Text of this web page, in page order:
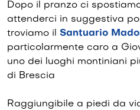
Dopo il pranzo ci
attenderci in suggestiva
troviamo il Santuario
particolarmente caro a
uno dei luoghi montiniani
di Brescia
Raggiungibile a piedi da